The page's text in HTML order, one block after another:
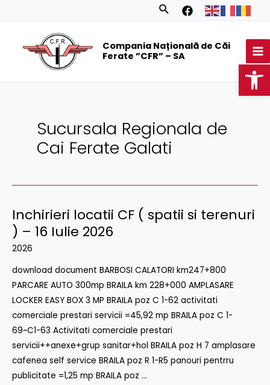
Search
Compania Națională de Căi
Ferate ”CFR” – SA
Sucursala Regionala de
Cai Ferate Galati
Inchirieri locatii CF ( spatii si terenuri
) – 16 Iulie 2026
2026
download document BARBOSI CALATORI km247+800
PARCARE AUTO 300mp BRAILA km 228+000 AMPLASARE
LOCKER EASY BOX 3 MP BRAILA poz C 1-62 activitati
comerciale prestari servicii =45,92 mp BRAILA poz C 1-
69~C1-63 Activitati comerciale prestari
servicii++anexe+grup sanitar+hol BRAILA poz H 7 amplasare
cafenea self service BRAILA poz R 1-R5 panouri pentrru
publicitate =1,25 mp BRAILA poz …
Inchirieri
locatii
CF
spatii
si
terenuri
)
–
16
Iulie
2026